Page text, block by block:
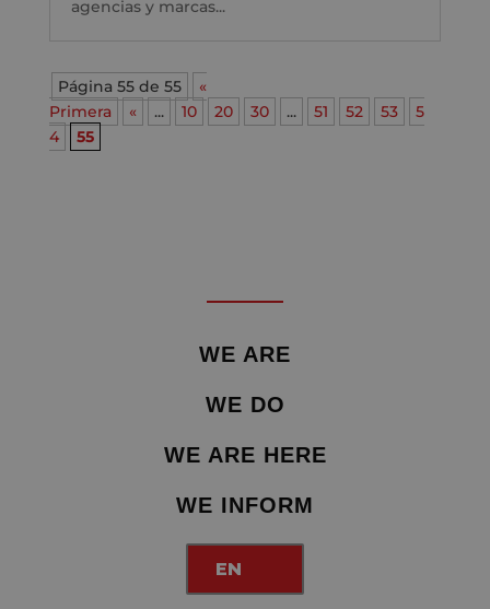
agencias y marcas...
Página 55 de 55
«
Primera
« ... 10 20 30 ... 51 52 53
5
4
55
WE ARE
WE DO
WE ARE HERE
WE INFORM
EN